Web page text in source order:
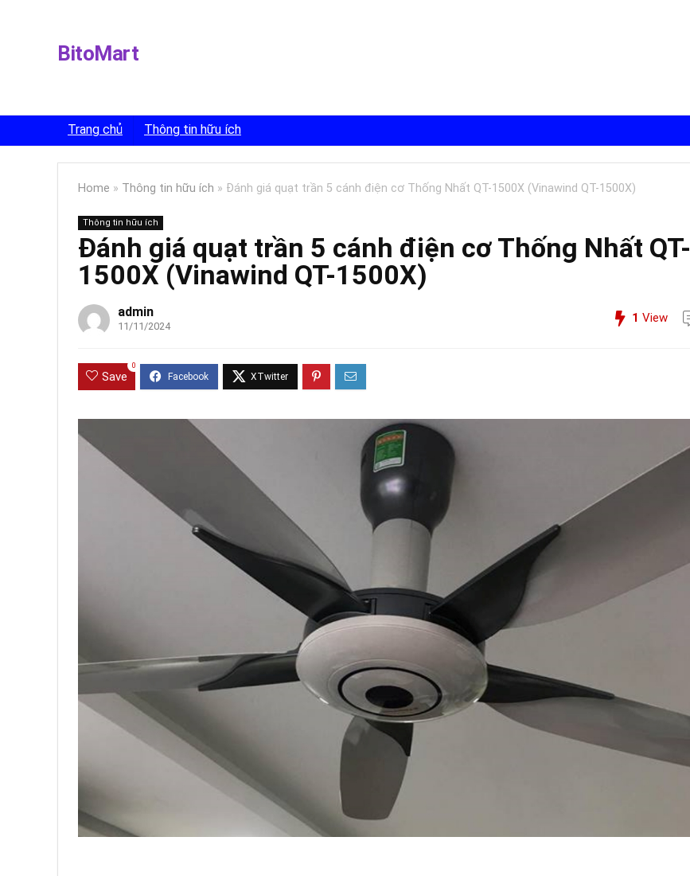
BitoMart
Trang chủ Thông tin hữu ích
Home » Thông tin hữu ích » Đánh giá quạt trần 5 cánh điện cơ Thống Nhất QT-1500X (Vinawind QT-1500X)
Thông tin hữu ích
Đánh giá quạt trần 5 cánh điện cơ Thống Nhất QT-
1500X (Vinawind QT-1500X)
admin
11/11/2024
1 View
Save
0